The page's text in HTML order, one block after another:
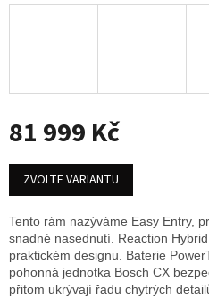
81 999 Kč
Měrná
cena:
ZVOLTE VARIANTU
Tento rám nazýváme Easy Entry,
snadné nasednutí. Reaction
praktickém designu. Baterie
pohonná jednotka Bosch CX
přitom ukrývají řadu chytrých